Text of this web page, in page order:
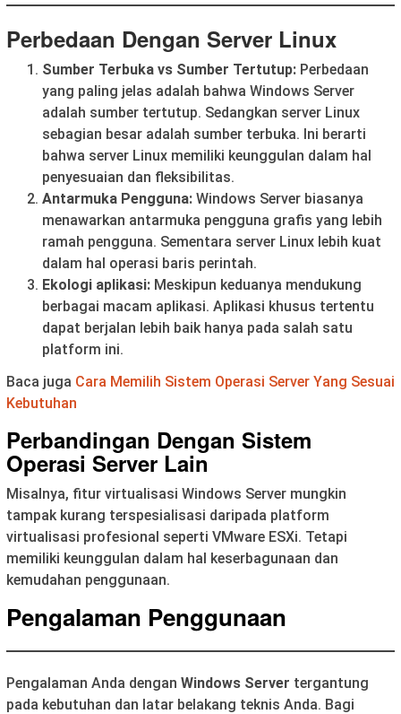
Perbedaan Dengan Server Linux
Sumber Terbuka vs Sumber Tertutup: Perbedaan
yang paling jelas adalah bahwa Windows Server
adalah sumber tertutup. Sedangkan server Linux
sebagian besar adalah sumber terbuka. Ini berarti
bahwa server Linux memiliki keunggulan dalam hal
penyesuaian dan fleksibilitas.
Antarmuka Pengguna: Windows Server biasanya
menawarkan antarmuka pengguna grafis yang lebih
ramah pengguna. Sementara server Linux lebih kuat
dalam hal operasi baris perintah.
Ekologi aplikasi: Meskipun keduanya mendukung
berbagai macam aplikasi. Aplikasi khusus tertentu
dapat berjalan lebih baik hanya pada salah satu
platform ini.
Baca juga Cara Memilih Sistem Operasi Server Yang Sesuai
Kebutuhan
Perbandingan Dengan Sistem
Operasi Server Lain
Misalnya, fitur virtualisasi Windows Server mungkin
tampak kurang terspesialisasi daripada platform
virtualisasi profesional seperti VMware ESXi. Tetapi
memiliki keunggulan dalam hal keserbagunaan dan
kemudahan penggunaan.
Pengalaman Penggunaan
Pengalaman Anda dengan Windows Server tergantung
pada kebutuhan dan latar belakang teknis Anda. Bagi